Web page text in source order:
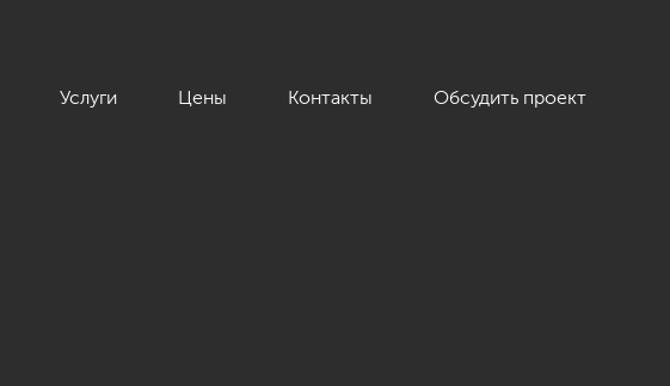
Услуги Цены Контакты Обсудить проект